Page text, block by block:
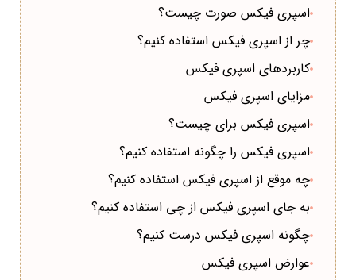
اسپری فیکس صورت چیست؟
چر از اسپری فیکس استفاده کنیم؟
کاربردهای اسپری فیکس
مزایای اسپری فیکس
اسپری فیکس برای چیست؟
اسپری فیکس را چگونه استفاده کنیم؟
چه موقع از اسپری فیکس استفاده کنیم؟
به جای اسپری فیکس از چی استفاده کنیم؟
چگونه اسپری فیکس درست کنیم؟
عوارض اسپری فیکس